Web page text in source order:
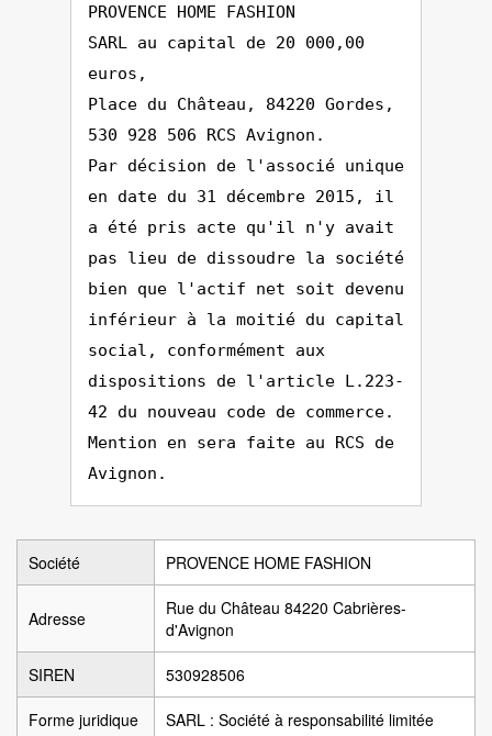
PROVENCE HOME FASHION
SARL au capital de 20 000,00
euros,
Place du Château, 84220 Gordes,
530 928 506 RCS Avignon.
Par décision de l'associé unique
en date du 31 décembre 2015, il
a été pris acte qu'il n'y avait
pas lieu de dissoudre la société
bien que l'actif net soit devenu
inférieur à la moitié du capital
social, conformément aux
dispositions de l'article L.223-
42 du nouveau code de commerce.
Mention en sera faite au RCS de
Avignon.
Société PROVENCE HOME FASHION
Adresse
Rue du Château 84220 Cabrières-
d'Avignon
SIREN 530928506
Forme juridique SARL : Société à responsabilité limitée